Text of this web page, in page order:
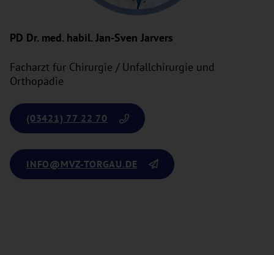
PD Dr. med. habil. Jan-Sven Jarvers
Facharzt für Chirurgie / Unfallchirurgie und
Orthopädie
(03421) 77 22 70
INFO@MVZ-TORGAU.DE